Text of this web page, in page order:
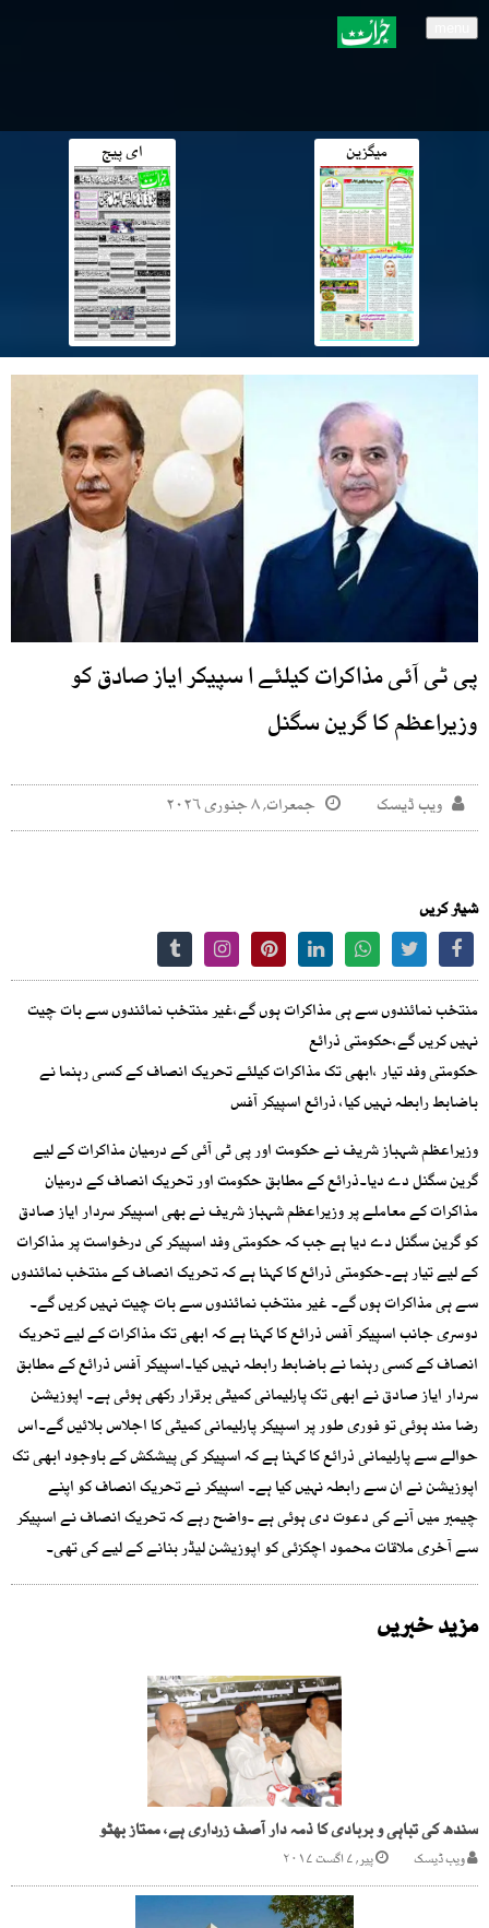
میگزین ای پیج
پی ٹی آئی مذاکرات کیلئے ا سپیکر ایاز صادق کو
وزیراعظم کا گرین سگنل
ویب ڈیسک جمعرات, ۸ جنوری ۲۰۲۶
شیئر کریں
منتخب نمائندوں سے ہی مذاکرات ہوں گے،غیر منتخب نمائندوں سے بات چیت
نہیں کریں گے،حکومتی ذرائع
حکومتی وفد تیار ،ابھی تک مذاکرات کیلئے تحریک انصاف کے کسی رہنما نے
باضابط رابطہ نہیں کیا، ذرائع اسپیکر آفس
وزیراعظم شہباز شریف نے حکومت اور پی ٹی آئی کے درمیان مذاکرات کے لیے
گرین سگنل دے دیا۔ذرائع کے مطابق حکومت اور تحریک انصاف کے درمیان
مذاکرات کے معاملے پر وزیراعظم شہباز شریف نے بھی اسپیکر سردار ایاز صادق
کو گرین سگنل دے دیا ہے جب کہ حکومتی وفد اسپیکر کی درخواست پر مذاکرات
کے لیے تیار ہے۔حکومتی ذرائع کا کہنا ہے کہ تحریک انصاف کے منتخب نمائندوں
سے ہی مذاکرات ہوں گے۔ غیر منتخب نمائندوں سے بات چیت نہیں کریں گے۔
دوسری جانب اسپیکر آفس ذرائع کا کہنا ہے کہ ابھی تک مذاکرات کے لیے تحریک
انصاف کے کسی رہنما نے باضابط رابطہ نہیں کیا۔اسپیکر آفس ذرائع کے مطابق
سردار ایاز صادق نے ابھی تک پارلیمانی کمیٹی برقرار رکھی ہوئی ہے۔ اپوزیشن
رضا مند ہوئی تو فوری طور پر اسپیکر پارلیمانی کمیٹی کا اجلاس بلائیں گے۔اس
حوالے سے پارلیمانی ذرائع کا کہنا ہے کہ اسپیکر کی پیشکش کے باوجود ابھی تک
اپوزیشن نے ان سے رابطہ نہیں کیا ہے۔ اسپیکر نے تحریک انصاف کو اپنے
چیمبر میں آنے کی دعوت دی ہوئی ہے ۔واضح رہے کہ تحریک انصاف نے اسپیکر
سے آخری ملاقات محمود اچکزئی کو اپوزیشن لیڈر بنانے کے لیے کی تھی۔
مزید خبریں
سندھ کی تباہی و بربادی کا ذمہ دار آصف زرداری ہے، ممتاز بھٹو
ویب ڈیسک پیر, ۷ اگست ۲۰۱۷